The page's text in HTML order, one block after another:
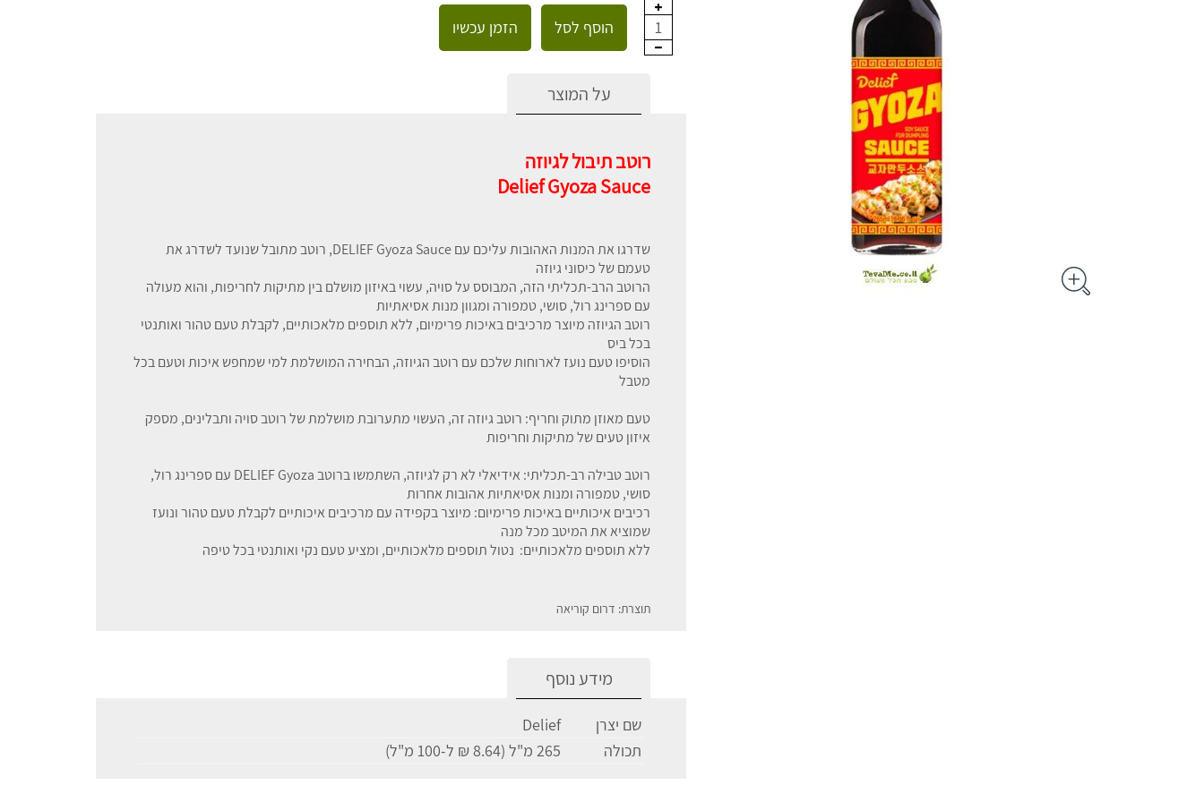
1 הוסף לסל הזמן עכשיו
על המוצר
רוטב תיבול לגיוזה
Delief Gyoza Sauce
שדרגו את המנות האהובות עליכם עם DELIEF Gyoza Sauce, רוטב מתובל שנועד לשדרג את
טעמם של כיסוני גיוזה
הרוטב הרב-תכליתי הזה, המבוסס על סויה, עשוי באיזון מושלם בין מתיקות לחריפות, והוא מעולה
עם ספרינג רול, סושי, טמפורה ומגוון מנות אסיאתיות
רוטב הגיוזה מיוצר מרכיבים באיכות פרימיום, ללא תוספים מלאכותיים, לקבלת טעם טהור ואותנטי
בכל ביס
הוסיפו טעם נועז לארוחות שלכם עם רוטב הגיוזה, הבחירה המושלמת למי שמחפש איכות וטעם בכל
מטבל
טעם מאוזן מתוק וחריף: רוטב גיוזה זה, העשוי מתערובת מושלמת של רוטב סויה ותבלינים, מספק
איזון טעים של מתיקות וחריפות
רוטב טבילה רב-תכליתי: אידיאלי לא רק לגיוזה, השתמשו ברוטב DELIEF Gyoza עם ספרינג רול,
סושי, טמפורה ומנות אסיאתיות אהובות אחרות
רכיבים איכותיים באיכות פרימיום: מיוצר בקפידה עם מרכיבים איכותיים לקבלת טעם טהור ונועז
שמוציא את המיטב מכל מנה
ללא תוספים מלאכותיים: נטול תוספים מלאכותיים, ומציע טעם נקי ואותנטי בכל טיפה
תוצרת: דרום קוריאה
מידע נוסף
שם יצרן
Delief
תכולה
265 מ"ל (8.64 ₪ ל-100 מ"ל)